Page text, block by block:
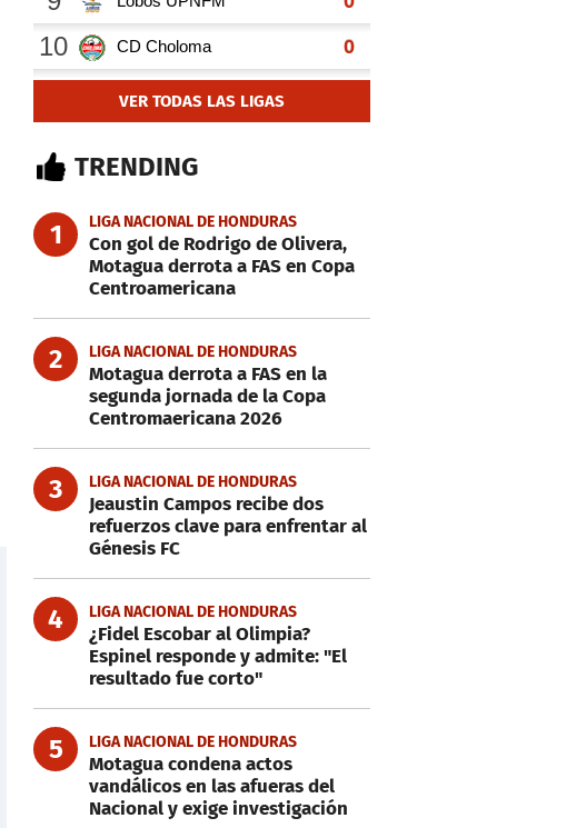
VER TODAS LAS LIGAS
TRENDING
1 LIGA NACIONAL DE HONDURAS
Con gol de Rodrigo de Olivera,
Motagua derrota a FAS en Copa
Centroamericana
2 LIGA NACIONAL DE HONDURAS
Motagua derrota a FAS en la
segunda jornada de la Copa
Centromaericana 2026
3 LIGA NACIONAL DE HONDURAS
Jeaustin Campos recibe dos
refuerzos clave para enfrentar al
Génesis FC
4 LIGA NACIONAL DE HONDURAS
¿Fidel Escobar al Olimpia?
Espinel responde y admite: "El
resultado fue corto"
5 LIGA NACIONAL DE HONDURAS
Motagua condena actos
vandálicos en las afueras del
Nacional y exige investigación